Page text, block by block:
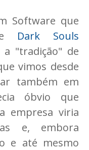
Software que
Dark Souls
"tradição" de
vimos desde
também em
óbvio que
empresa viria
e, embora
e até mesmo